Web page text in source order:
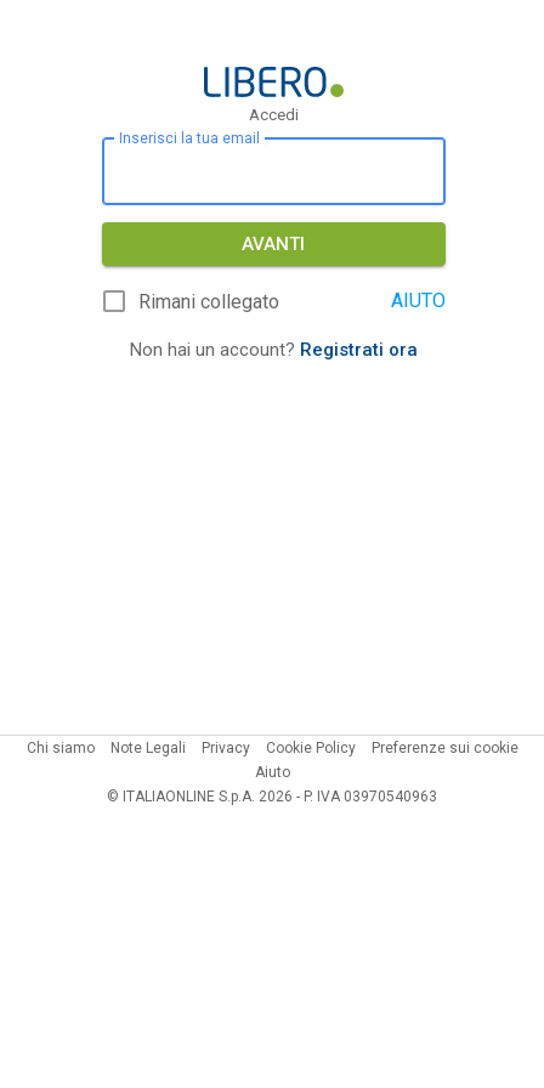
Accedi
Inserisci la tua email
AVANTI
Rimani collegato AIUTO
Non hai un account? Registrati ora
Chi siamo Note Legali Privacy Cookie Policy
Preferenze sui cookie
Aiuto
© ITALIAONLINE S.p.A. 2026 - P. IVA 03970540963